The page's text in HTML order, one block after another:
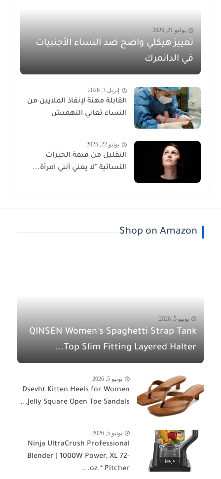
يوليو 21, 2026
تمييز هيكلي واضح ضد النساء الأجنبيات
في الدانمرك
إبريل 3, 2026
القابلة مهنة لإنقاذ الملايين من
النساء تعاني التهميش
يونيو 22, 2025
التقليل من قيمة الخبرات
النسائية "لا يعني أنني امرأة...
Shop on Amazon
يونيو 5, 2026
QINSEN Women's Spaghetti Strap Tank
Top Slim Fitting Layered Halter...
يونيو 5, 2026
Dsevht Kitten Heels for Women
Jelly Square Open Toe Sandals...
يونيو 5, 2026
Ninja UltraCrush Professional
Blender | 1000W Power, XL 72-
oz.* Pitcher...